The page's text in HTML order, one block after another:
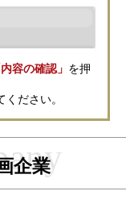
目的で資料請求先不
が保管する個人情報
ださい。
円滑に運用するため
一定期間保管いたし
場合、その他当社が
て、直接メジャーセ
すので、あらかじめ
こちらをご覧くださ
内容の確認」 を押
ださい。
企業